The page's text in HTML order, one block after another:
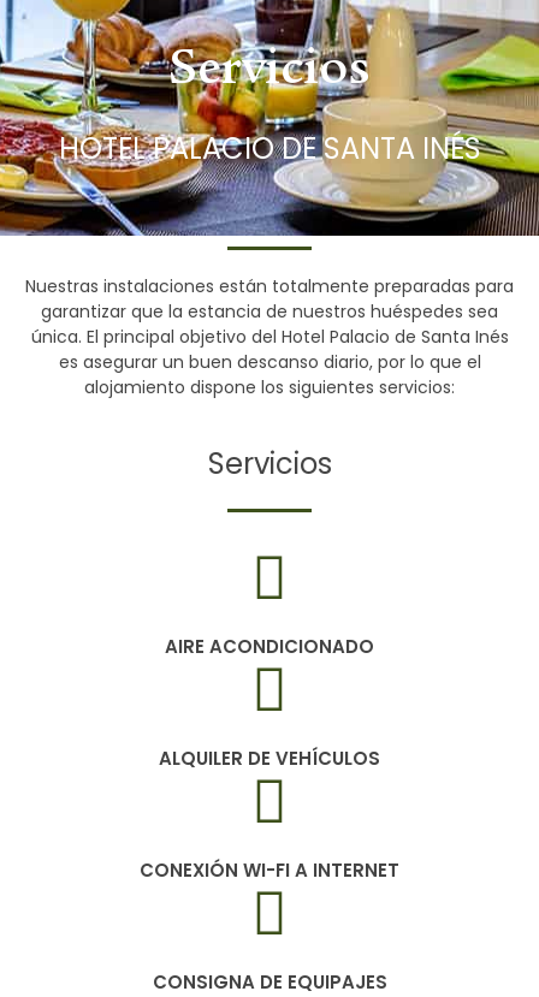
Servicios
HOTEL PALACIO DE SANTA INÉS
Nuestras instalaciones están totalmente preparadas para
garantizar que la estancia de nuestros huéspedes sea
única. El principal objetivo del Hotel Palacio de Santa Inés
es asegurar un buen descanso diario, por lo que el
alojamiento dispone los siguientes servicios:
Servicios
AIRE ACONDICIONADO
ALQUILER DE VEHÍCULOS
CONEXIÓN WI-FI A INTERNET
CONSIGNA DE EQUIPAJES